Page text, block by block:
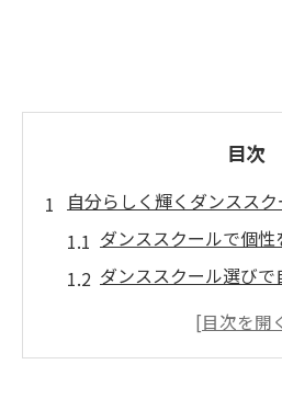
目次
自分らしく輝くダンスス
ダンススクールで個
ダンススクール選び
クリエイティブな環境